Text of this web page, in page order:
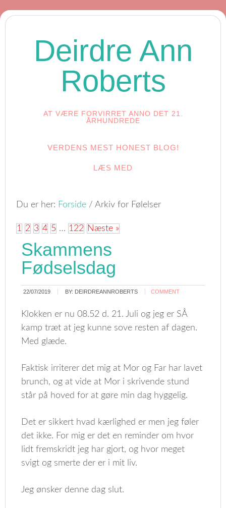
Deirdre Ann
Roberts
AT VÆRE FORVIRRET ANNO DET 21.
ÅRHUNDREDE
VERDENS MEST HONEST BLOG!
LÆS MED
Du er her: Forside / Arkiv for Følelser
1 2 3 4 5 … 122 Næste »
Skammens
Fødselsdag
22/07/2019 BY: DEIRDREANNROBERTS COMMENT
Klokken er nu 08.52 d. 21. Juli og jeg er SÅ
kamp træt at jeg kunne sove resten af dagen.
Med glæde.
Faktisk irriterer det mig at Mor og Far har lavet
brunch, og at vide at Mor i skrivende stund
står på hoved for at gøre min dag hyggelig.
Det er sikkert hvad kærlighed er men jeg føler
det ikke. For mig er det en reminder om hvor
lidt fremskridt jeg har gjort, og hvor meget
svigt og smerte der er i mit liv.
Jeg ønsker denne dag slut.